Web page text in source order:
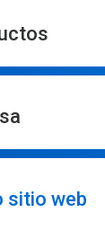
sitio web